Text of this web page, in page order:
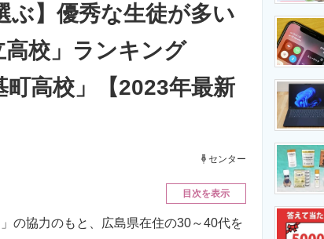
製造業のIT導入・活用を支援
エネルギーの専門メディア
ぶ】優秀な生徒が多い
高校」ランキング
高校」【2023年最新
センター
目次を表示
の協力のもと、広島県在住の30～40代を